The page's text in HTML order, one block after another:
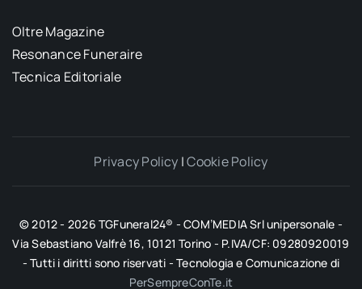
Oltre Magazine
Resonance Funeraire
Tecnica Editoriale
Privacy Policy |Cookie Policy
© 2012 - 2026 TGFuneral24® - COM’MEDIA Srl unipersonale -
Via Sebastiano Valfrè 16, 10121 Torino - P.IVA/CF: 09280920019
- Tutti i diritti sono riservati - Tecnologia e Comunicazione di
PerSempreConTe.it